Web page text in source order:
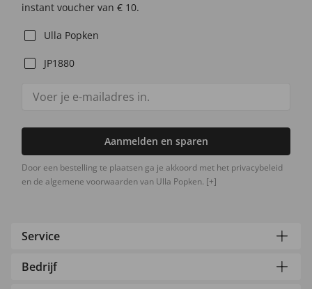
instant voucher van € 10.
Ulla Popken
JP1880
Aanmelden en sparen
Door een bestelling te plaatsen ga je akkoord met het privacybeleid
en de algemene voorwaarden van Ulla Popken. [+]
Service
Bedrijf